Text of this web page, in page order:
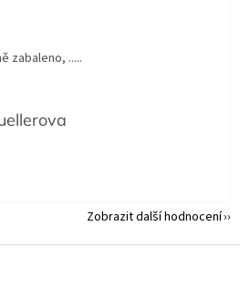
je 5 z 5 hvězdiček.
zabaleno, .....
je 5 z 5 hvězdiček.
Zobrazit další hodnocení